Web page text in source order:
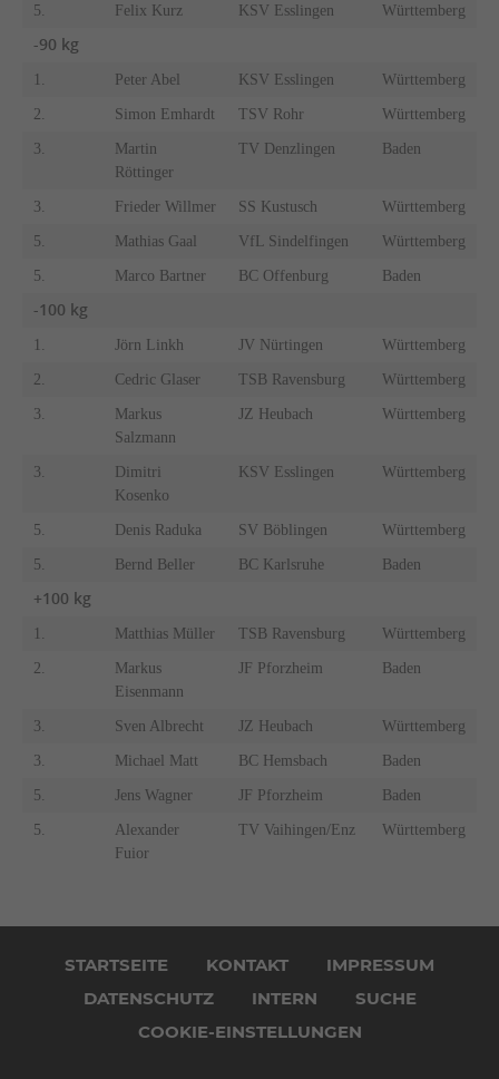
5. Felix Kurz KSV Esslingen Württemberg
-90 kg
1. Peter Abel KSV Esslingen Württemberg
2. Simon Emhardt TSV Rohr Württemberg
3.
Martin
Röttinger
TV Denzlingen Baden
3. Frieder Willmer SS Kustusch Württemberg
5. Mathias Gaal VfL Sindelfingen Württemberg
5. Marco Bartner BC Offenburg Baden
-100 kg
1. Jörn Linkh JV Nürtingen Württemberg
2. Cedric Glaser TSB Ravensburg Württemberg
3.
Markus
Salzmann
JZ Heubach Württemberg
3.
Dimitri
Kosenko
KSV Esslingen Württemberg
5. Denis Raduka SV Böblingen Württemberg
5. Bernd Beller BC Karlsruhe Baden
+100 kg
1. Matthias Müller TSB Ravensburg Württemberg
2.
Markus
Eisenmann
JF Pforzheim Baden
3. Sven Albrecht JZ Heubach Württemberg
3. Michael Matt BC Hemsbach Baden
5. Jens Wagner JF Pforzheim Baden
5.
Alexander
Fuior
TV Vaihingen/Enz Württemberg
überspringenSTARTSEITE KONTAKT
IMPRESSUM
DATENSCHUTZ
INTERN
SUCHE
COOKIE-EINSTELLUNGEN